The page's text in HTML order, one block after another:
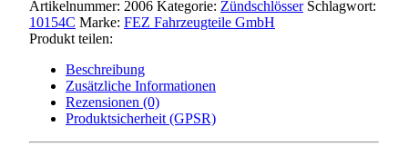
S50,S51,KR51,SR4-
Menge
Artikelnummer: 2006 Kategorie: Zündschlösser Schlagwort:
10154C Marke: FEZ Fahrzeugteile GmbH
Produkt teilen:
Beschreibung
Zusätzliche Informationen
Rezensionen (0)
Produktsicherheit (GPSR)